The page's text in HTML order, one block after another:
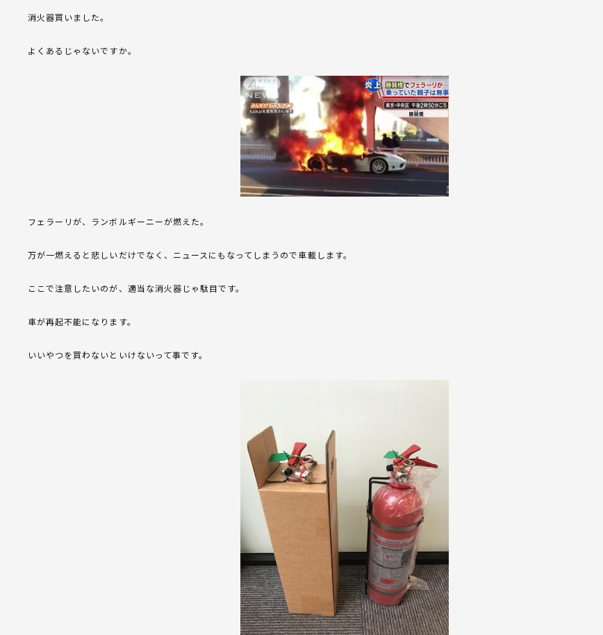
消火器買いました。
よくあるじゃないですか。
フェラーリが、ランボルギーニーが燃えた。
万が一燃えると悲しいだけでなく、ニュースにもなってしまうので車載します。
ここで注意したいのが、適当な消火器じゃ駄目です。
車が再起不能になります。
いいやつを買わないといけないって事です。